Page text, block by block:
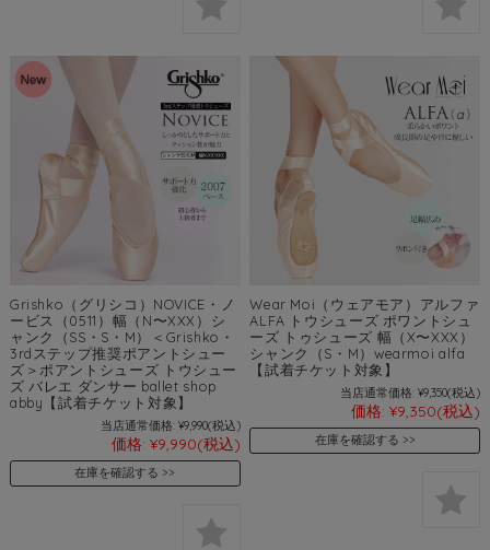
Grishko（グリシコ）NOVICE・ノ
ービス（0511）幅（N〜XXX）シ
ャンク（SS・S・M）＜Grishko・
3rdステップ推奨ポアントシュー
ズ＞ポアントシューズ トウシュー
ズ バレエ ダンサー ballet shop
abby【試着チケット対象】
当店通常価格: ¥9,990(税込)
価格: ¥9,990(税込)
在庫を確認する
Wear Moi（ウェアモア）アルファ
ALFA トウシューズ ポワントシュ
ーズ トゥシューズ 幅（X〜XXX）
シャンク（S・M）wearmoi alfa
【試着チケット対象】
当店通常価格: ¥9,350(税込)
価格: ¥9,350(税込)
在庫を確認する